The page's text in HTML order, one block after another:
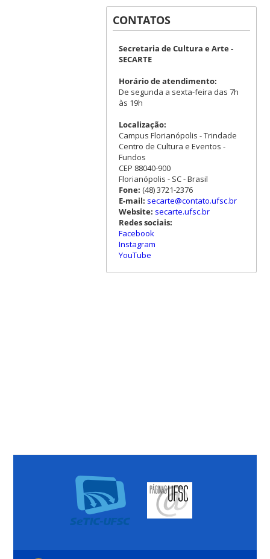
CONTATOS
Secretaria de Cultura e Arte -
SECARTE
Horário de atendimento:
De segunda a sexta-feira das 7h
às 19h
Localização:
Campus Florianópolis - Trindade
Centro de Cultura e Eventos -
Fundos
CEP 88040-900
Florianópolis - SC - Brasil
Fone: (48) 3721-2376
E-mail: secarte@contato.ufsc.br
Website: secarte.ufsc.br
Redes sociais:
Facebook
Instagram
YouTube